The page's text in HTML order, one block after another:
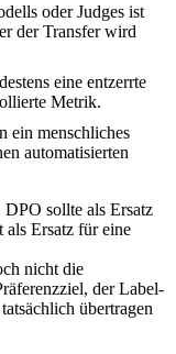
oder Judges ist
der Transfer wird
eine entzerrte
Metrik.
ein menschliches
automatisierten
sollte als Ersatz
Ersatz für eine
nicht die
der Label-
übertragen